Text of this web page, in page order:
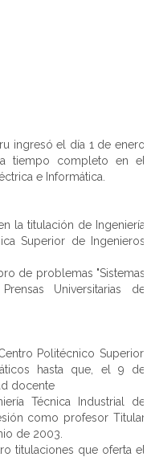
ingresó el día 1 de enero
tiempo completo en el
e Informática.
la titulación de Ingeniería
Superior de Ingenieros
de problemas "Sistemas
Universitarias de
Politécnico Superior,
hasta que, el 9 de
docente
Técnica Industrial de
como profesor Titular
de 2003.
titulaciones que oferta el